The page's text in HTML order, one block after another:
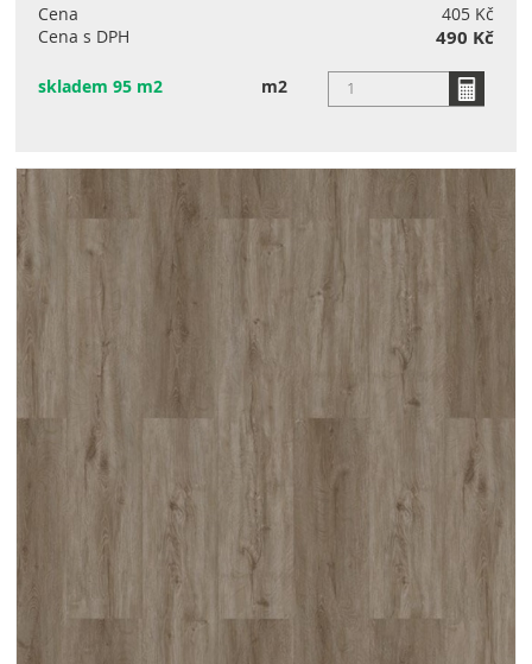
Cena
405 Kč
Cena s DPH
490 Kč
skladem 95 m2 m2